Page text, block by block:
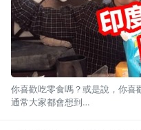
你喜歡吃零食嗎？或是說，你喜
通常大家都會想到…